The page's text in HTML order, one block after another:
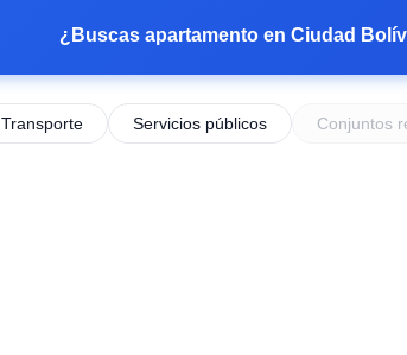
¿Buscas apartamento en Ciudad
Transporte Servicios públicos Conjuntos